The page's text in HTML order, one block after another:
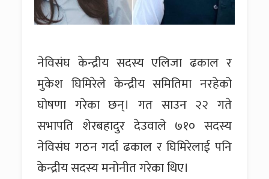
नेविसंघ केन्द्रीय सदस्य एलिजा ढकाल र
मुकेश घिमिरेले केन्द्रीय समितिमा नरहेको
घोषणा गरेका छन्। गत साउन २२ गते
सभापति शेरबहादुर देउवाले ७१० सदस्य
नेविसंघ गठन गर्दा ढकाल र घिमिरेलाई पनि
केन्द्रीय सदस्य मनोनीत गरेका थिए।